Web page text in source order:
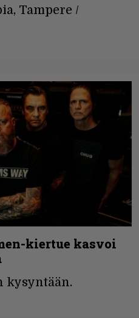
Tampere /
kiertue kasvoi
kysyntään.